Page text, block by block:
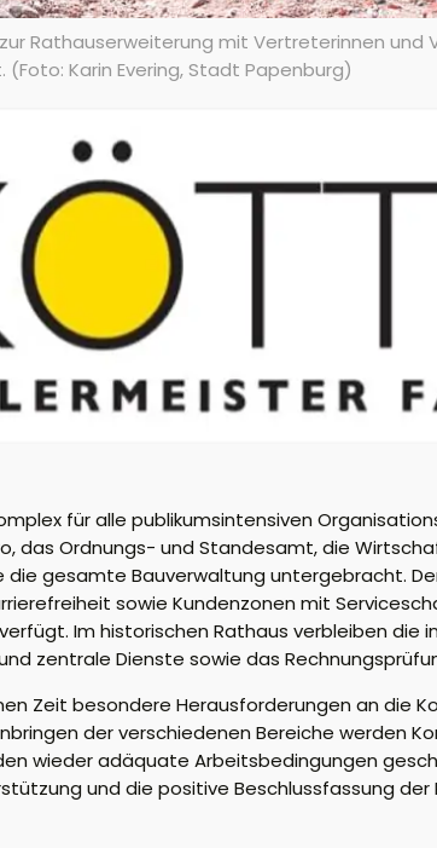
Rathauserweiterung mit Vertreterinnen und
Karin Evering, Stadt Papenburg)
für alle publikumsintensiven
das Ordnungs- und Standesamt, die
gesamte Bauverwaltung untergebracht.
sowie Kundenzonen mit
Im historischen Rathaus verbleiben die
zentrale Dienste sowie das
Zeit besondere Herausforderungen an die
der verschiedenen Bereiche werden
wieder adäquate Arbeitsbedingungen
und die positive Beschlussfassung